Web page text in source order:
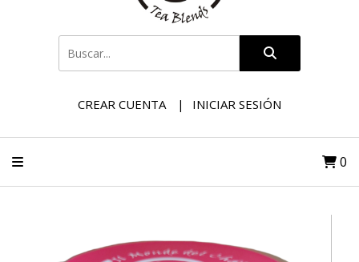
CREAR CUENTA INICIAR SESIÓN
0